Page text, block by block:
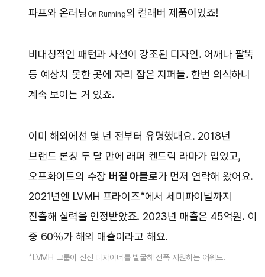
파프와 온러닝On Running의 컬래버 제품이었죠!
비대칭적인 패턴과 사선이 강조된 디자인. 어깨나 팔뚝
등 예상치 못한 곳에 자리 잡은 지퍼들. 한번 의식하니
계속 보이는 거 있죠.
이미 해외에선 몇 년 전부터 유명했대요. 2018년
브랜드 론칭 두 달 만에 래퍼 켄드릭 라마가 입었고,
오프화이트의 수장 버질 아블로가 먼저 연락해 왔어요.
2021년엔 LVMH 프라이즈*에서 세미파이널까지
진출해 실력을 인정받았죠. 2023년 매출은 45억원. 이
중 60%가 해외 매출이라고 해요.
*LVMH 그룹이 신진 디자이너를 발굴해 전폭 지원하는 어워드.